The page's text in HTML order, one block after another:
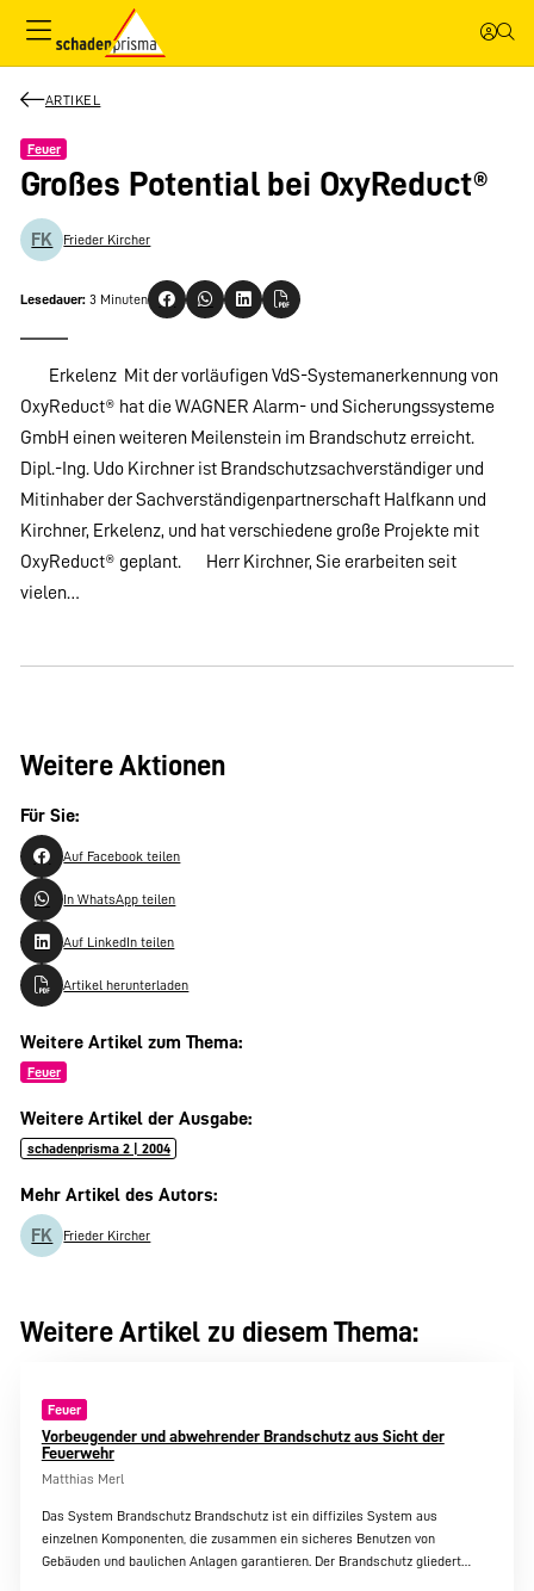
ARTIKEL
Feuer
Großes Potential bei OxyReduct®
FK Frieder Kircher
Lesedauer: 3 Minuten
Erkelenz  Mit der vorläufigen VdS-Systemanerkennung von
OxyReduct® hat die WAGNER Alarm- und Sicherungssysteme
GmbH einen weiteren Meilenstein im Brandschutz erreicht.
Dipl.-Ing. Udo Kirchner ist Brandschutzsachverständiger und
Mitinhaber der Sachverständigenpartnerschaft Halfkann und
Kirchner, Erkelenz, und hat verschiedene große Projekte mit
OxyReduct® geplant. Herr Kirchner, Sie erarbeiten seit
vielen…
Weitere Aktionen
Für Sie:
Auf Facebook teilen
In WhatsApp teilen
Auf LinkedIn teilen
Artikel herunterladen
Weitere Artikel zum Thema:
Feuer
Weitere Artikel der Ausgabe:
schadenprisma 2 | 2004
Mehr Artikel des Autors:
FK Frieder Kircher
Weitere Artikel zu diesem Thema:
Feuer
Vorbeugender und abwehrender Brandschutz aus Sicht der
Feuerwehr
Matthias Merl
Das System Brandschutz Brandschutz ist ein diffiziles System aus
einzelnen Komponenten, die zusammen ein sicheres Benutzen von
Gebäuden und baulichen Anlagen garantieren. Der Brandschutz gliedert…